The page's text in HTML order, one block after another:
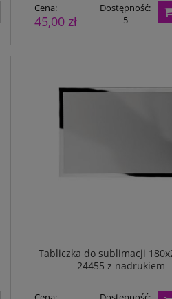
Cena:
45,00 zł
Dostępność:
5
Tabliczka do sublimacji
24455 z nadrukiem